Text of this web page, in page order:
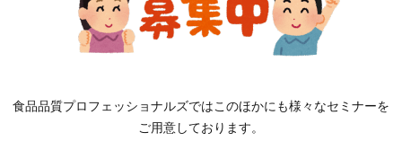
食品品質プロフェッショナルズではこのほかにも様々なセミナーを
ご用意しております。